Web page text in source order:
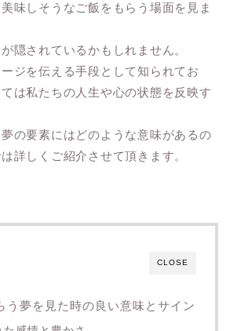
味しそうなご飯をもらう場面を見ま
隠されているかもしれません。
ジを伝える手段として知られてお
は私たちの人生や心の状態を反映す
の要素にはどのような意味があるの
詳しくご紹介させて頂きます。
CLOSE
う夢を見た時の良い意味とサイン